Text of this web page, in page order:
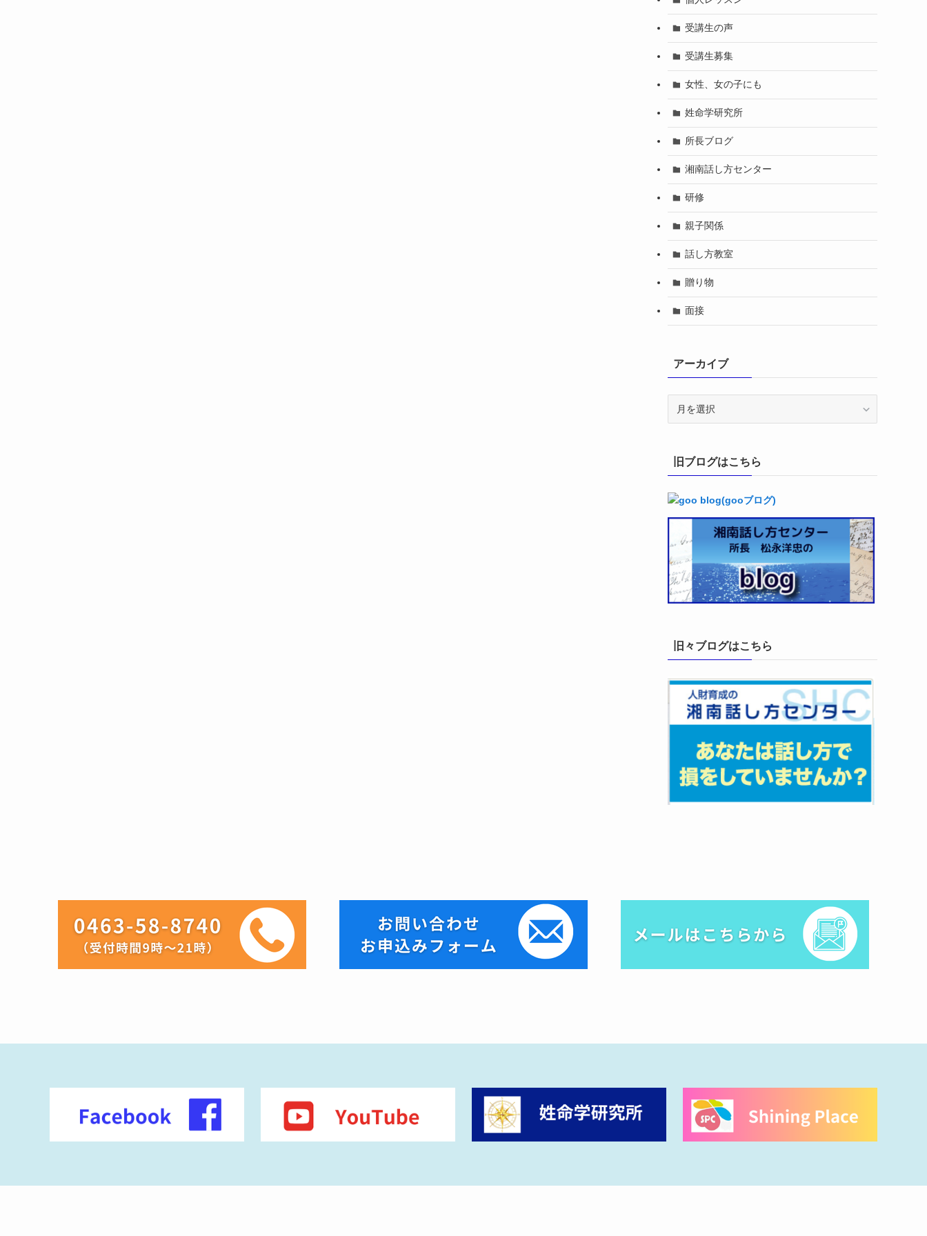
受講生の声
受講生募集
女性、女の子にも
姓命学研究所
所長ブログ
湘南話し方センター
研修
親子関係
話し方教室
贈り物
面接
アーカイブ
旧ブログはこちら
旧々ブログはこちら